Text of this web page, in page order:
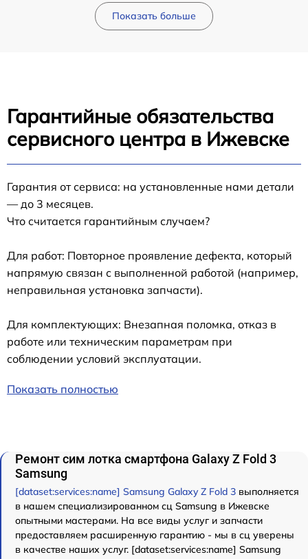
Показать больше
Гарантийные обязательства
сервисного центра в Ижевске
Гарантия от сервиса: на установленные нами детали
— до 3 месяцев.
Что считается гарантийным случаем?
Для работ: Повторное проявление дефекта, который
напрямую связан с выполненной работой (например,
неправильная установка запчасти).
Для комплектующих: Внезапная поломка, отказ в
работе или техническим параметрам при
соблюдении условий эксплуатации.
Показать полностью
Ремонт сим лотка смартфона Galaxy Z Fold 3
Samsung
[dataset:services:name] Samsung Galaxy Z Fold 3 выполняется
в нашем специализированном сц Samsung в Ижевске
опытными мастерами. На все виды услуг и запчасти
предоставляем расширенную гарантию - мы в сц уверены
в качестве наших услуг. [dataset:services:name] Samsung